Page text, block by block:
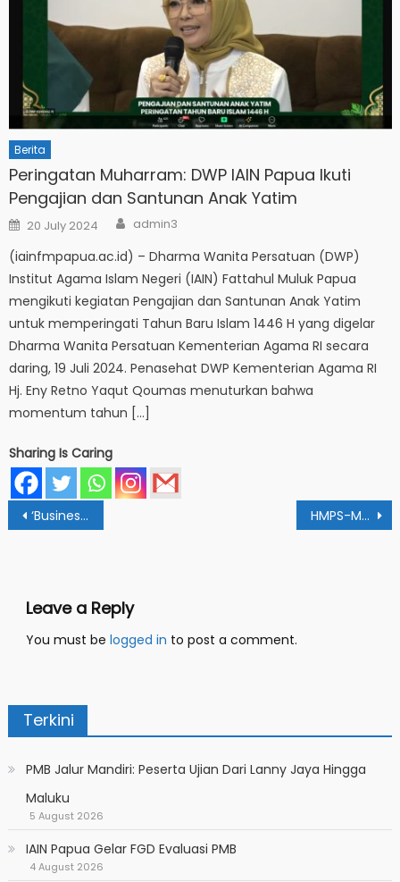
Berita
Peringatan Muharram: DWP IAIN Papua Ikuti
Pengajian dan Santunan Anak Yatim
Posted
on
20 July 2024 Author
admin3
(iainfmpapua.ac.id) – Dharma Wanita Persatuan (DWP)
Institut Agama Islam Negeri (IAIN) Fattahul Muluk Papua
mengikuti kegiatan Pengajian dan Santunan Anak Yatim
untuk memperingati Tahun Baru Islam 1446 H yang digelar
Dharma Wanita Persatuan Kementerian Agama RI secara
daring, 19 Juli 2024. Penasehat DWP Kementerian Agama RI
Hj. Eny Retno Yaqut Qoumas menuturkan bahwa
momentum tahun […]
Sharing Is Caring
Post
navigation
‘Business Day MPI’, Mahasiswa Praktek Menjadi Pebisnis HMPS-MPI Gelar Pemilihan Ketua & Wakil Ketua Periode 2020-2021
Leave a Reply
You must be logged in to post a comment.
Terkini
PMB Jalur Mandiri: Peserta Ujian Dari Lanny Jaya Hingga
Maluku
5 August 2026
IAIN Papua Gelar FGD Evaluasi PMB
4 August 2026